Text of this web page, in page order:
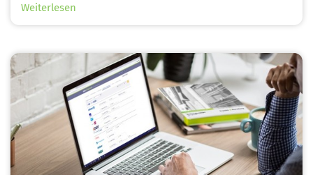
Weiterlesen
Corona:
Partner,
Boom
bei
Risikoprüfungen
Image